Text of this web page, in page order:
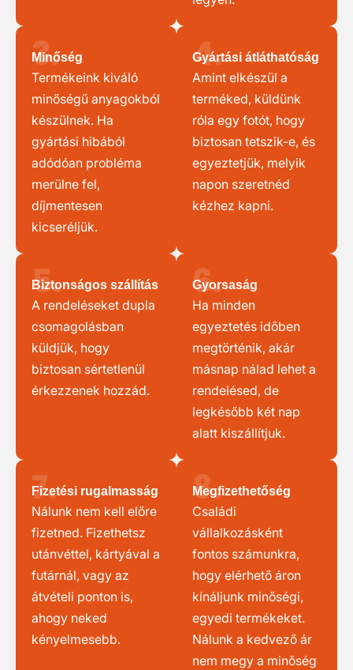
3.
Minőség
Termékeink kiváló
minőségű anyagokból
készülnek. Ha
gyártási hibából
adódóan probléma
merülne fel,
díjmentesen
kicseréljük.
4.
Gyártási átláthatóság
Amint elkészül a
terméked, küldünk
róla egy fotót, hogy
biztosan tetszik-e, és
egyeztetjük, melyik
napon szeretnéd
kézhez kapni.
5.
Biztonságos szállítás
A rendeléseket dupla
csomagolásban
küldjük, hogy
biztosan sértetlenül
érkezzenek hozzád.
6.
Gyorsaság
Ha minden
egyeztetés időben
megtörténik, akár
másnap nálad lehet a
rendelésed, de
legkésőbb két nap
alatt kiszállítjuk.
7.
Fizetési rugalmasság
Nálunk nem kell előre
fizetned. Fizethetsz
utánvéttel, kártyával a
futárnál, vagy az
átvételi ponton is,
ahogy neked
kényelmesebb.
8.
Megfizethetőség
Családi
vállalkozásként
fontos számunkra,
hogy elérhető áron
kínáljunk minőségi,
egyedi termékeket.
Nálunk a kedvező ár
nem megy a minőség